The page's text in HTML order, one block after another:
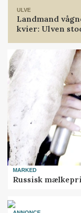
ULVE
Landmand
kvier: Ulven
MARKED
Russisk